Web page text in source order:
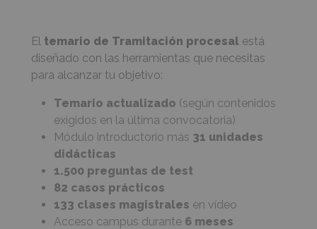
El temario de Tramitación procesal está
diseñado con las herramientas que necesitas
para alcanzar tu objetivo:
Temario actualizado (según contenidos
exigidos en la última convocatoria)
Módulo introductorio más 31 unidades
didácticas
1.500 preguntas de test
82 casos prácticos
133 clases magistrales en vídeo
Acceso campus durante 6 meses